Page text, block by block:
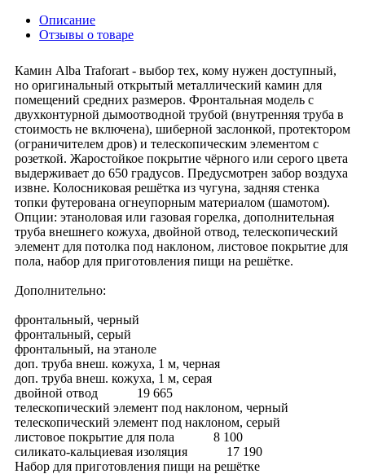
Описание
Отзывы о товаре
Камин Alba Traforart - выбор тех, кому нужен доступный,
но оригинальный открытый металлический камин для
помещений средних размеров. Фронтальная модель с
двухконтурной дымоотводной трубой (внутренняя труба в
стоимость не включена), шиберной заслонкой, протектором
(ограничителем дров) и телескопическим элементом с
розеткой. Жаростойкое покрытие чёрного или серого цвета
выдерживает до 650 градусов. Предусмотрен забор воздуха
извне. Колосниковая решётка из чугуна, задняя стенка
топки футерована огнеупорным материалом (шамотом).
Опции: этаноловая или газовая горелка, дополнительная
труба внешнего кожуха, двойной отвод, телескопический
элемент для потолка под наклоном, листовое покрытие для
пола, набор для приготовления пищи на решётке.
Дополнительно:
фронтальный, черный
фронтальный, серый
фронтальный, на этаноле
доп. труба внеш. кожуха, 1 м, черная
доп. труба внеш. кожуха, 1 м, серая
двойной отвод 19 665
телескопический элемент под наклоном, черный
телескопический элемент под наклоном, серый
листовое покрытие для пола 8 100
силикато-кальциевая изоляция 17 190
Набор для приготовления пищи на решётке